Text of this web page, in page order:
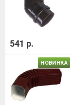
541 р.
НОВИНКА